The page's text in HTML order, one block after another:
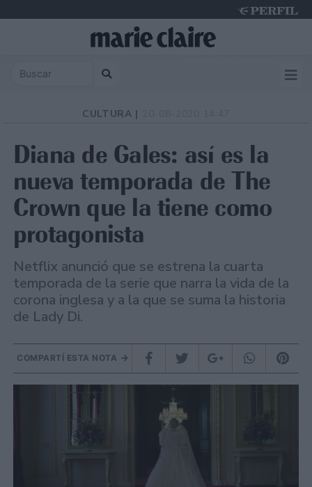
CULTURA |
Diana de Gales: así es la
nueva temporada de The
Crown que la tiene como
protagonista
Netflix anunció que se estrena la cuarta
temporada de la serie que narra la vida de la
corona inglesa y a la que se suma la historia
de Lady Di.
COMPARTÍ ESTA NOTA